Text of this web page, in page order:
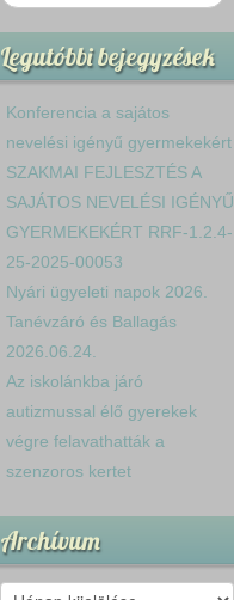
Legutóbbi bejegyzések
Konferencia a sajátos
nevelési igényű gyermekekért
SZAKMAI FEJLESZTÉS A
SAJÁTOS NEVELÉSI IGÉNYŰ
GYERMEKEKÉRT RRF-1.2.4-
25-2025-00053
Nyári ügyeleti napok 2026.
Tanévzáró és Ballagás
2026.06.24.
Az iskolánkba járó
autizmussal élő gyerekek
végre felavathatták a
szenzoros kertet
Archívum
Archívum